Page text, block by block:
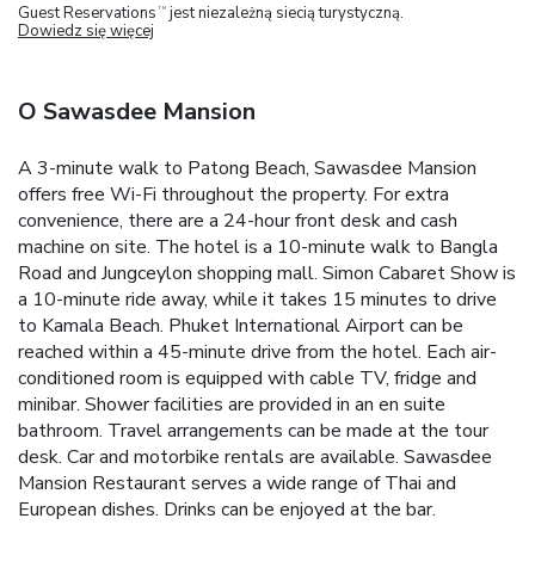
Guest Reservations TM jest niezależną siecią turystyczną.
Dowiedz się więcej
O Sawasdee Mansion
A 3-minute walk to Patong Beach, Sawasdee Mansion
offers free Wi-Fi throughout the property. For extra
convenience, there are a 24-hour front desk and cash
machine on site. The hotel is a 10-minute walk to Bangla
Road and Jungceylon shopping mall. Simon Cabaret Show is
a 10-minute ride away, while it takes 15 minutes to drive
to Kamala Beach. Phuket International Airport can be
reached within a 45-minute drive from the hotel. Each air-
conditioned room is equipped with cable TV, fridge and
minibar. Shower facilities are provided in an en suite
bathroom. Travel arrangements can be made at the tour
desk. Car and motorbike rentals are available. Sawasdee
Mansion Restaurant serves a wide range of Thai and
European dishes. Drinks can be enjoyed at the bar.